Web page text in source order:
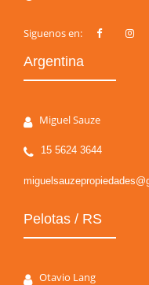
Siguenos en:
Argentina
Miguel Sauze
15 5624 3644
Pelotas / RS
Otavio Lang